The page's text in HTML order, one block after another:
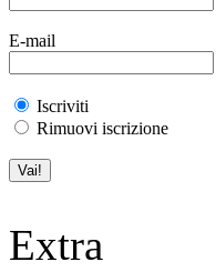
E-mail
Iscriviti
Rimuovi iscrizione
Extra